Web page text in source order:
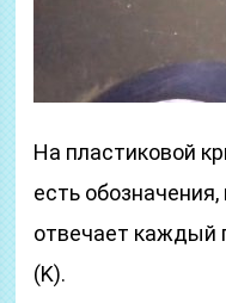
На пластиковой
есть
отвечает каждый
(K).